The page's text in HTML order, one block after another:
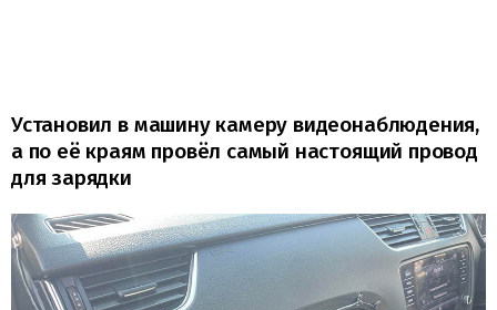
Установил в машину камеру видеонаблюдения,
а по её краям провёл самый настоящий провод
для зарядки